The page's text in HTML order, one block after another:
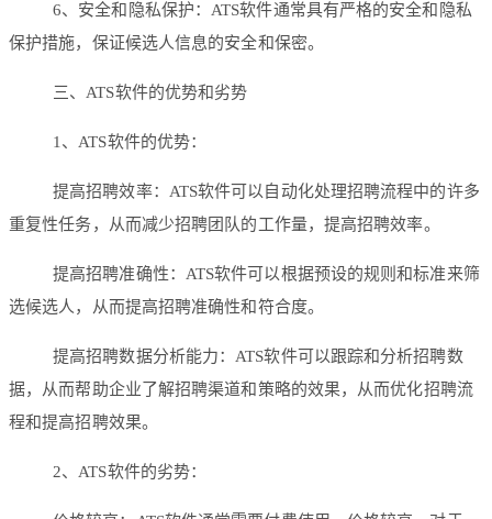
6、安全和隐私保护：ATS软件通常具有严格的安全和隐私
保护措施，保证候选人信息的安全和保密。
三、ATS软件的优势和劣势
1、ATS软件的优势：
提高招聘效率：ATS软件可以自动化处理招聘流程中的许多
重复性任务，从而减少招聘团队的工作量，提高招聘效率。
提高招聘准确性：ATS软件可以根据预设的规则和标准来筛
选候选人，从而提高招聘准确性和符合度。
提高招聘数据分析能力：ATS软件可以跟踪和分析招聘数
据，从而帮助企业了解招聘渠道和策略的效果，从而优化招聘流
程和提高招聘效果。
2、ATS软件的劣势：